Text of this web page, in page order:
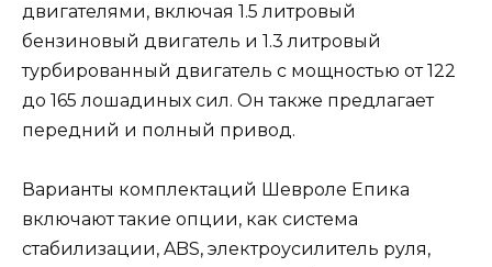
двигателями, включая 1.5 литровый
бензиновый двигатель и 1.3 литровый
турбированный двигатель с мощностью от 122
до 165 лошадиных сил. Он также предлагает
передний и полный привод.
Варианты комплектаций Шевроле Епика
включают такие опции, как система
стабилизации, ABS, электроусилитель руля,